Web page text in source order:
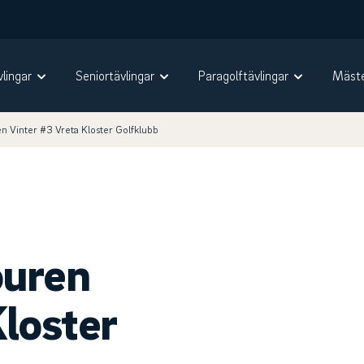
Seniortävlingar Paragolftävlingar
Vinter #3 Vreta Kloster Golfklubb